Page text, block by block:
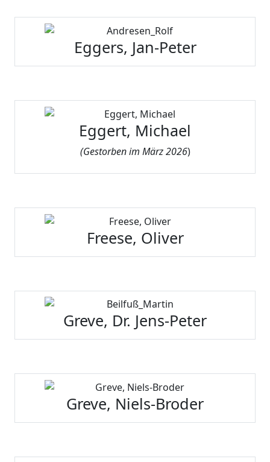
Eggers, Jan-Peter
Eggert, Michael
(Gestorben im März 2026)
Freese, Oliver
Greve, Dr. Jens-Peter
Greve, Niels-Broder